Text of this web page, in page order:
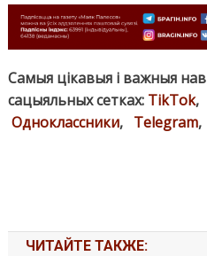
Самыя цікавыя і важныя
сацыяльных сетках: TikTok,
Одноклассники, Telegram,
ЧИТАЙТЕ ТАКЖЕ: